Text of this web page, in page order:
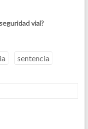
vial?
sentencia